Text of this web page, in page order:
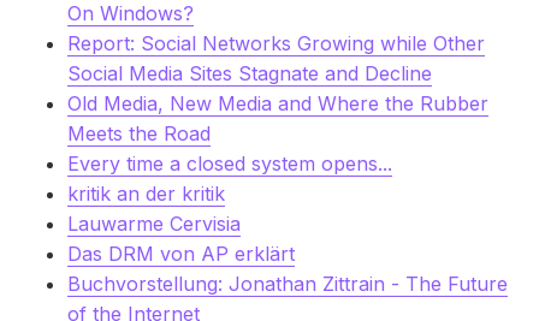
On Windows?
Report: Social Networks Growing while Other
Social Media Sites Stagnate and Decline
Old Media, New Media and Where the Rubber
Meets the Road
Every time a closed system opens...
kritik an der kritik
Lauwarme Cervisia
Das DRM von AP erklärt
Buchvorstellung: Jonathan Zittrain - The Future
of the Internet